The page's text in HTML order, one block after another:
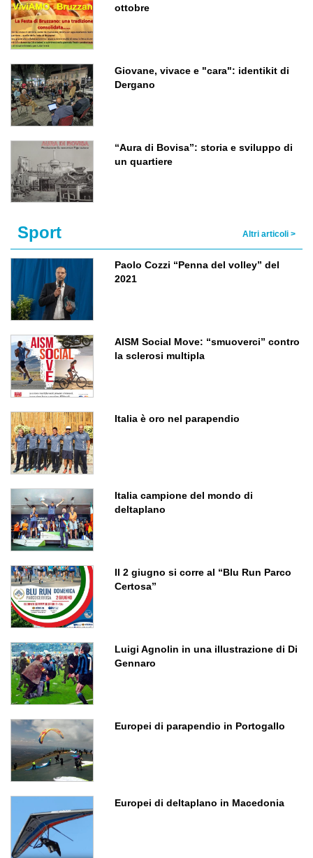
ottobre
Giovane, vivace e "cara": identikit di
Dergano
“Aura di Bovisa”: storia e sviluppo di
un quartiere
Sport Altri articoli >
Paolo Cozzi “Penna del volley” del
2021
AISM Social Move: “smuoverci” contro
la sclerosi multipla
Italia è oro nel parapendio
Italia campione del mondo di
deltaplano
Il 2 giugno si corre al “Blu Run Parco
Certosa”
Luigi Agnolin in una illustrazione di Di
Gennaro
Europei di parapendio in Portogallo
Europei di deltaplano in Macedonia